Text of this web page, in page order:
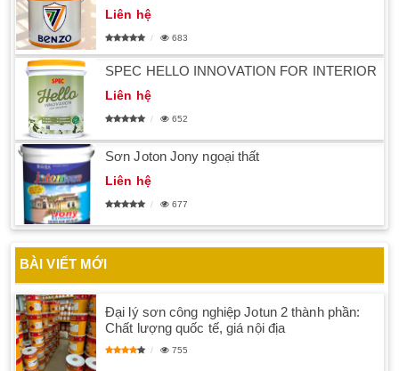
Liên hệ
683
SPEC HELLO INNOVATION FOR INTERIOR
Liên hệ
652
Sơn Joton Jony ngoại thất
Liên hệ
677
BÀI VIẾT MỚI
Đại lý sơn công nghiệp Jotun 2 thành phần:
Chất lượng quốc tế, giá nội địa
755